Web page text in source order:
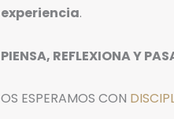
experiencia.
PIENSA, REFLEXIONA Y
OS ESPERAMOS CON